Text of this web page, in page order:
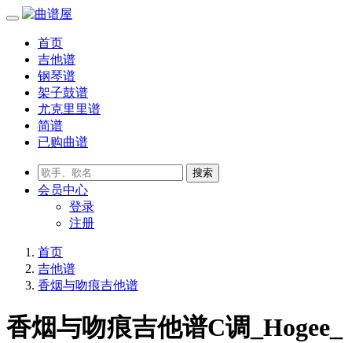
首页
吉他谱
钢琴谱
架子鼓谱
尤克里里谱
简谱
已购曲谱
会员中心
登录
注册
首页
吉他谱
香烟与吻痕吉他谱
香烟与吻痕吉他谱C调_Hogee_